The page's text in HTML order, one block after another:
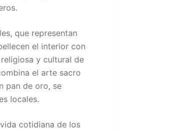
que representan
el interior con
y cultural de
el arte sacro
pan de oro, se
locales.
cotidiana de los